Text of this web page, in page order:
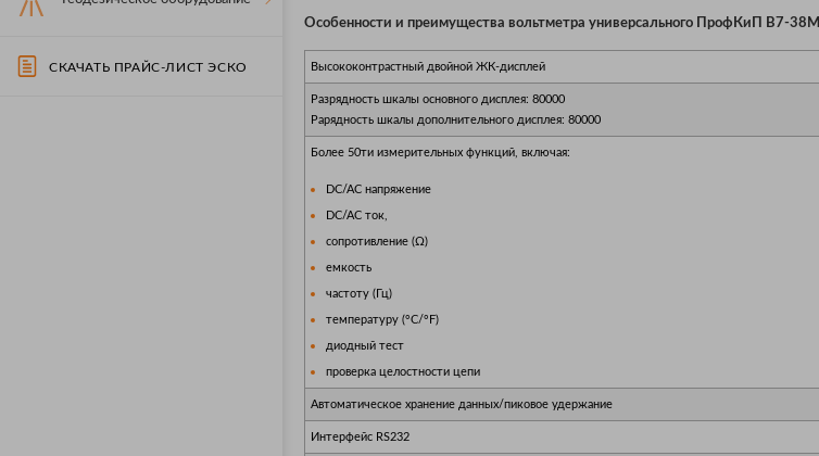
СКАЧАТЬ ПРАЙС-ЛИСТ ЭСКО
Особенности и преимущества вольтметра универсального ПрофКиП В7-38М
Высококонтрастный двойной ЖК-дисплей
Разрядность шкалы основного дисплея: 80000
Рарядность шкалы дополнительного дисплея: 80000
Более 50ти измерительных функций, включая:
DC/AC напряжение
DC/AC ток,
сопротивление (Ω)
емкость
частоту (Гц)
температуру (°C/°F)
диодный тест
проверка целостности цепи
Автоматическое хранение данных/пиковое удержание
Интерфейс RS232